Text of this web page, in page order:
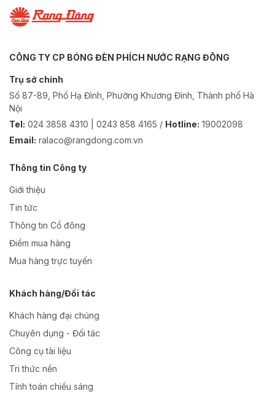
CÔNG TY CP BÓNG ĐÈN PHÍCH NƯỚC RẠNG ĐÔNG
Trụ sở chính
Số 87-89, Phố Hạ Đình, Phường Khương Đình, Thành phố Hà
Nội
Tel: 024 3858 4310 | 0243 858 4165 / Hotline: 19002098
Email: ralaco@rangdong.com.vn
Thông tin Công ty
Giới thiệu
Tin tức
Thông tin Cổ đông
Điểm mua hàng
Mua hàng trực tuyến
Khách hàng/Đối tác
Khách hàng đại chúng
Chuyên dụng - Đối tác
Công cụ tài liệu
Tri thức nền
Tính toán chiếu sáng